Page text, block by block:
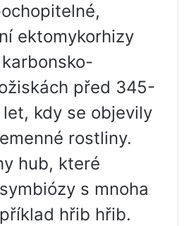
ektomykorhizy
před 345-
kdy se objevily
rostliny.
hub, které
s mnoha
hřib hřib.